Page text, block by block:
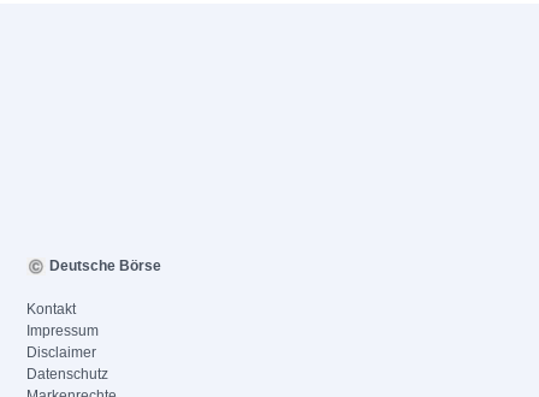
Deutsche Börse
Kontakt
Impressum
Disclaimer
Datenschutz